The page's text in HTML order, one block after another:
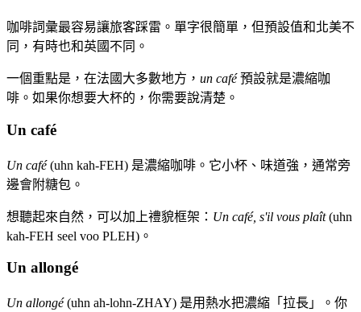
咖啡詞彙最容易讓旅客踩雷。單字很簡單，但預設值和北美不
同，有時也和英國不同。
一個重點是，在法國大多數地方， un café預設就是濃縮咖
啡。如果你想要大杯的，你需要說清楚。
Un café
Un café(uhn kah-FEH) 是濃縮咖啡。它小杯、味道強，通常旁
邊會附糖包。
想聽起來自然，可以加上禮貌框架： Un café, s'il vous plaît(uhn
kah-FEH seel voo PLEH)。
Un allongé
Un allongé(uhn ah-lohn-ZHAY) 是用熱水把濃縮「拉長」。你